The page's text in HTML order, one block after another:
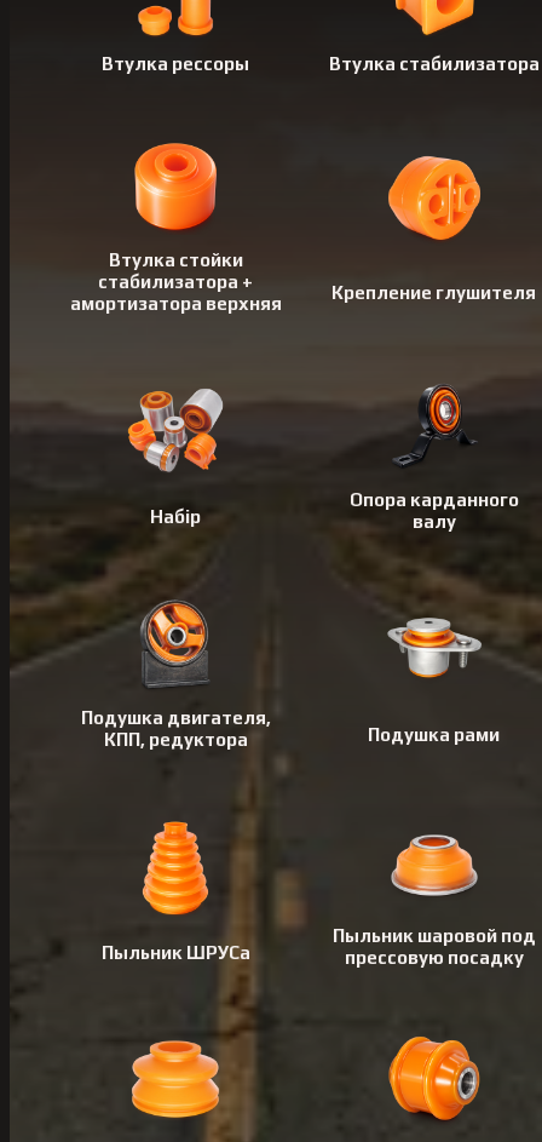
Втулка рессоры Втулка стабилизатора
Втулка стойки
стабилизатора +
амортизатора верхняя
Крепление глушителя
Набір
Опора карданного
валу
Подушка двигателя,
КПП, редуктора
Подушка рами
Пыльник ШРУСа
Пыльник шаровой под
прессовую посадку